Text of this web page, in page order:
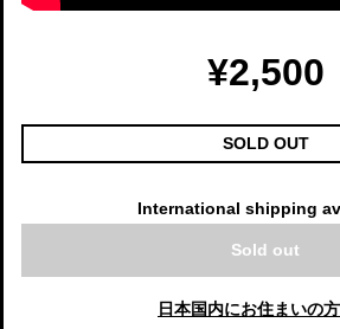
¥2,500
SOLD OUT
International shipping
Sold out
日本国内にお住まいの